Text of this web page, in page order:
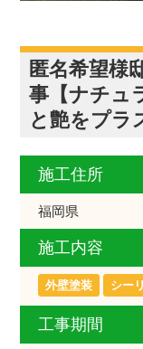
匿名希望様
事【ナチュ
と艶をプラ
施工住所
福岡県
施工内容
外壁塗装 シー
工事期間